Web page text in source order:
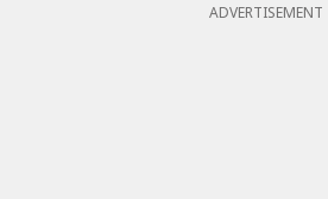
ADVERTISEMENT